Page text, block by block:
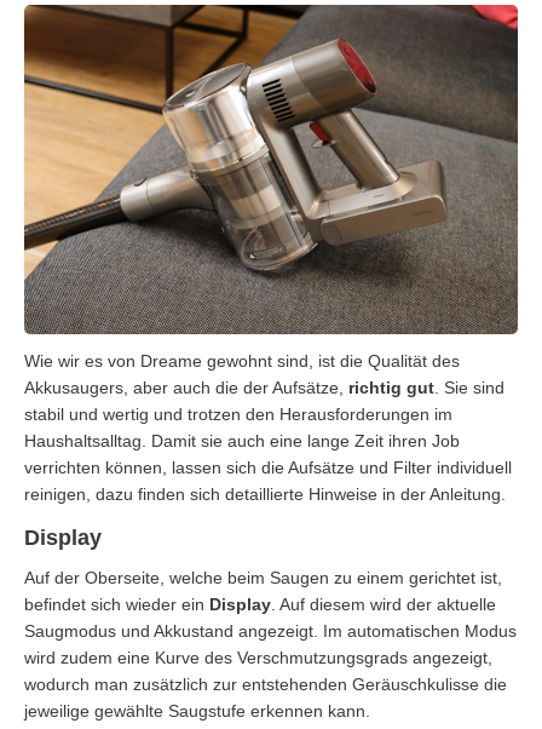
Wie wir es von Dreame gewohnt sind, ist die Qualität des
Akkusaugers, aber auch die der Aufsätze, richtig gut . Sie sind
stabil und wertig und trotzen den Herausforderungen im
Haushaltsalltag. Damit sie auch eine lange Zeit ihren Job
verrichten können, lassen sich die Aufsätze und Filter individuell
reinigen, dazu finden sich detaillierte Hinweise in der Anleitung.
Display
Auf der Oberseite, welche beim Saugen zu einem gerichtet ist,
befindet sich wieder ein Display . Auf diesem wird der aktuelle
Saugmodus und Akkustand angezeigt. Im automatischen Modus
wird zudem eine Kurve des Verschmutzungsgrads angezeigt,
wodurch man zusätzlich zur entstehenden Geräuschkulisse die
jeweilige gewählte Saugstufe erkennen kann.